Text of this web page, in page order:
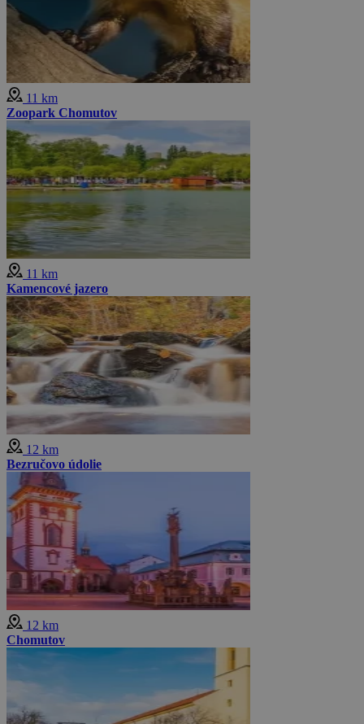
11 km
Zoopark Chomutov
11 km
Kamencové jazero
12 km
Bezručovo údolie
12 km
Chomutov